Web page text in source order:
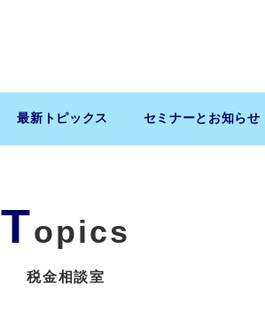
最新トピックス セミナーとお知らせ
Topics
税金相談室